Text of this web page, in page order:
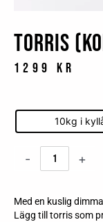
Torris
1299 kr
10kg i
-
(kolsyreis)
+
Med en kuslig
Lägg till torris som